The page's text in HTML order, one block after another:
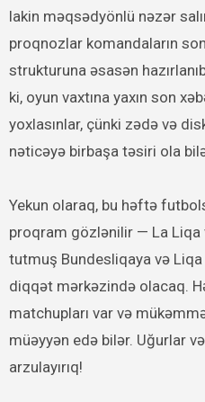
lakin məqsədyönlü nəzər
proqnozlar komandaların
strukturuna əsasən
ki, oyun vaxtına yaxın son
yoxlasınlar, çünki zədə və
nəticəyə birbaşa təsiri ola
Yekun olaraq, bu həftə
proqram gözlənilir — La Liqa
tutmuş Bundesliqaya və
diqqət mərkəzində olacaq.
matchupları var və
müəyyən edə bilər. Uğurlar
arzulayırıq!